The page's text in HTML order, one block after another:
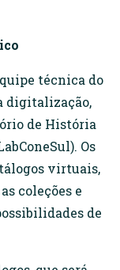
técnica do
digitalização,
de História
Os
virtuais,
coleções e
de